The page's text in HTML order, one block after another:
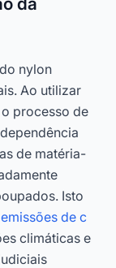
nylon
Ao utilizar
processo de
de matéria-
Isto
emissões de c
climáticas e